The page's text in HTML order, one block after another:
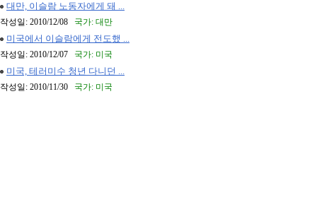
대만, 이슬람 노동자에게 돼 ...
작성일: 2010/12/08 국가: 대만
미국에서 이슬람에게 전도했 ...
작성일: 2010/12/07 국가: 미국
미국, 테러미수 청년 다니던 ...
작성일: 2010/11/30 국가: 미국